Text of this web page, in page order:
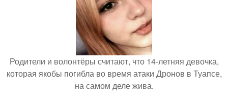
Родители и волонтёры считают, что 14-летняя девочка,
которая якобы погибла во время атаки Дронов в Туапсе,
на самом деле жива.